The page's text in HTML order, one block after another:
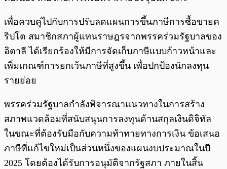
เพื่อควบคู่ไปกับการปรับลดแผนการขึ้นภาษีการซื้อขายค
ริปโต สมาชิกสภาผู้แทนราษฎรจากพรรคร่วมรัฐบาลของ
อิตาลี ได้เรียกร้องให้มีการจัดเก็บภาษีแบบก้าวหน้าและ
เพิ่มเกณฑ์การยกเว้นภาษีที่สูงขึ้น เพื่อปกป้องนักลงทุน
รายย่อย
พรรคร่วมรัฐบาลกำลังพิจารณาแนวทางในการสร้าง
สภาพแวดล้อมที่สนับสนุนการลงทุนด้านสกุลเงินดิจิทัล
ในขณะที่ต้องรับมือกับความท้าทายทางการเงิน ข้อเสนอ
ภาษีที่แก้ไขใหม่เป็นส่วนหนึ่งของแผนงบประมาณในปี
2025 โดยต้องได้รับการอนุมัติจากรัฐสภา ภายในสิ้น